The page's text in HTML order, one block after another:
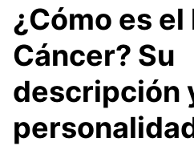
Perfume ideal
Su flor ideal
Sus piedras preciosas y
metales
¿Cómo es
Cáncer? Su
descripción